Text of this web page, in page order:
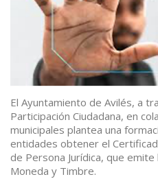
El Ayuntamiento de Avilés, a
Participación Ciudadana, en
municipales plantea una
entidades obtener el
de Persona Jurídica, que emite
Moneda y Timbre.